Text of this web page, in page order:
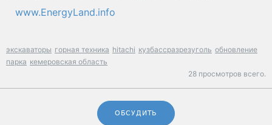
www.EnergyLand.info
экскаваторы горная техника hitachi кузбассразрезуголь обновление
парка кемеровская область
28 просмотров всего.
ОБСУДИТЬ